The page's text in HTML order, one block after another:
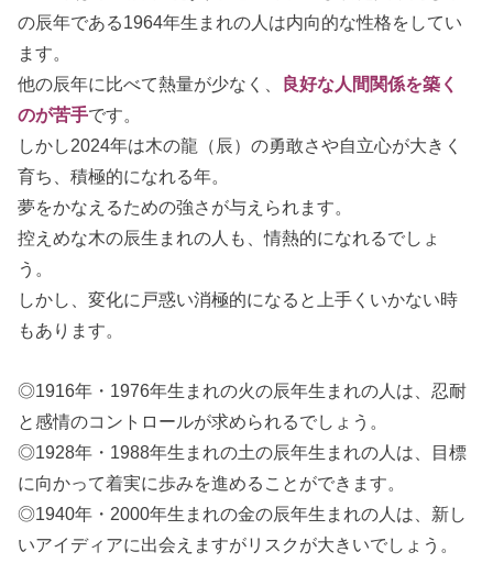
の辰年である1964年生まれの人は内向的な性格をしてい
ます。
他の辰年に比べて熱量が少なく、 良好な人間関係を築く
のが苦手です。
しかし2024年は木の龍（辰）の勇敢さや自立心が大きく
育ち、積極的になれる年。
夢をかなえるための強さが与えられます。
控えめな木の辰生まれの人も、情熱的になれるでしょ
う。
しかし、変化に戸惑い消極的になると上手くいかない時
もあります。
◎1916年・1976年生まれの火の辰年生まれの人は、忍耐
と感情のコントロールが求められるでしょう。
◎1928年・1988年生まれの土の辰年生まれの人は、目標
に向かって着実に歩みを進めることができます。
◎1940年・2000年生まれの金の辰年生まれの人は、新し
いアイディアに出会えますがリスクが大きいでしょう。